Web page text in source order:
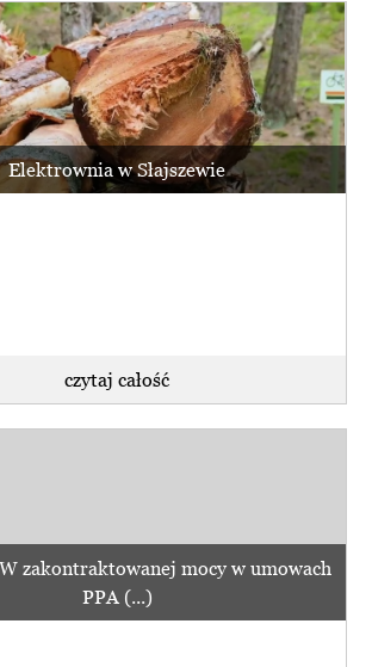
Elektrownia w Słajszewie
czytaj całość
zakontraktowanej mocy w umowach
PPA (...)